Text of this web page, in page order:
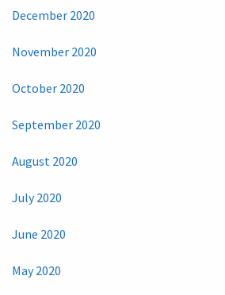
December 2020
November 2020
October 2020
September 2020
August 2020
July 2020
June 2020
May 2020